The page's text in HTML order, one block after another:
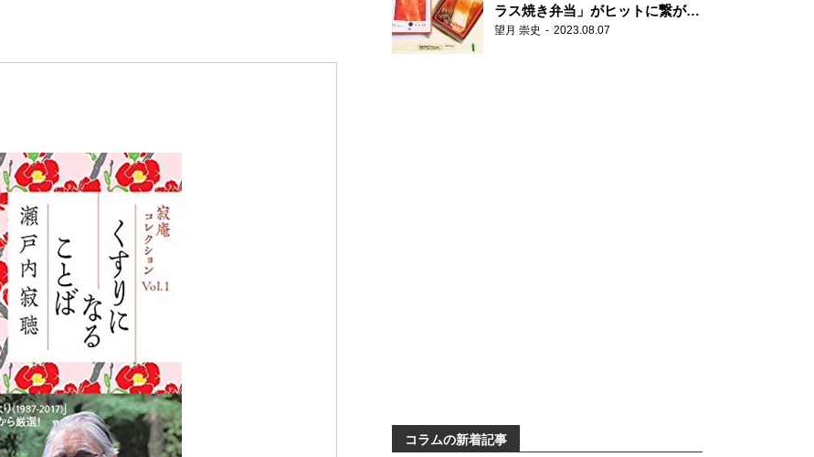
ラス焼き弁当」がヒットに繋がっ
た理由
望月 崇史 2023.08.07
コラムの新着記事